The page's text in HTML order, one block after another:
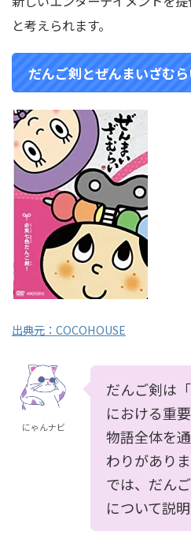
と考えられます。
だんご剣とぜんまいざむ
出典元：COCOHOUSE
にゃんナビ
だんご剣は
における重
物語全体を
わりがあり
では、だん
について説明